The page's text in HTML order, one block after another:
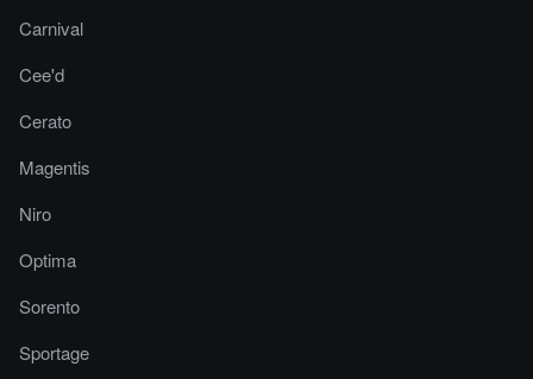
Carnival
Cee'd
Cerato
Magentis
Niro
Optima
Sorento
Sportage